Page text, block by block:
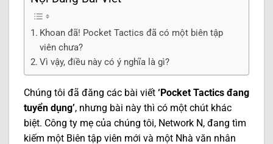
Khoan đã! Pocket Tactics đã có một biên tập
viên chưa?
Vì vậy, điều này có ý nghĩa là gì?
Chúng tôi đã đăng các bài viết ‘Pocket Tactics đang
tuyển dụng’, nhưng bài này thì có một chút khác
biệt. Công ty mẹ của chúng tôi, Network N, đang tìm
kiếm một Biên tập viên mới và một Nhà văn nhân